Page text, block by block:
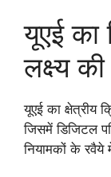
यूएई का
लक्ष्य
यूएई का क्षेत्रीय
जिसमें डिजिटल
नियामकों के रवैये